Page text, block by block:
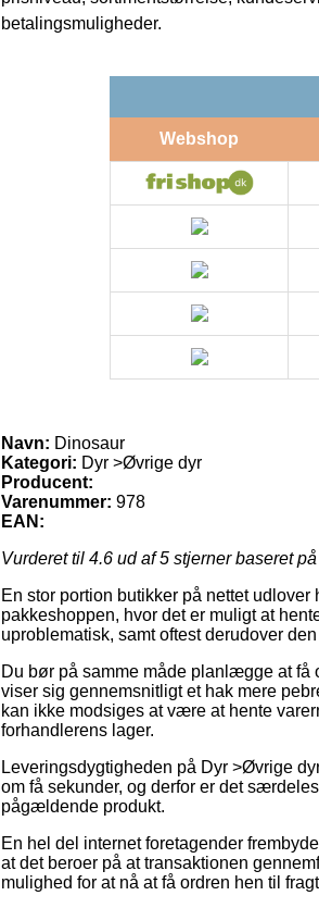
betalingsmuligheder.
Webshop
Navn: Dinosaur
Kategori: Dyr >Øvrige dyr
Producent:
Varenummer: 978
EAN:
Vurderet til 4.6 ud af 5 stjerner baseret på
En stor portion butikker på nettet
pakkeshoppen, hvor det er muligt at
uproblematisk, samt oftest derudover
Du bør på samme måde planlægge at få
viser sig gennemsnitligt et hak mere
kan ikke modsiges at være at hente
forhandlerens lager.
Leveringsdygtigheden på Dyr >Øvrige
om få sekunder, og derfor er det
pågældende produkt.
En hel del internet foretagender
at det beroer på at transaktionen
mulighed for at nå at få ordren hen til